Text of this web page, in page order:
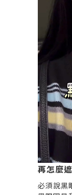
再怎麼
必須說黑